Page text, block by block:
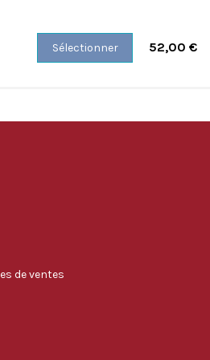
Sélectionner 52,00 €
de ventes